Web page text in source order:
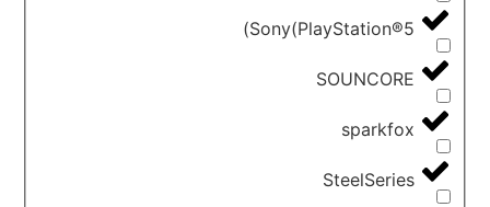
Sony(PlayStation®5)
SOUNCORE
sparkfox
SteelSeries